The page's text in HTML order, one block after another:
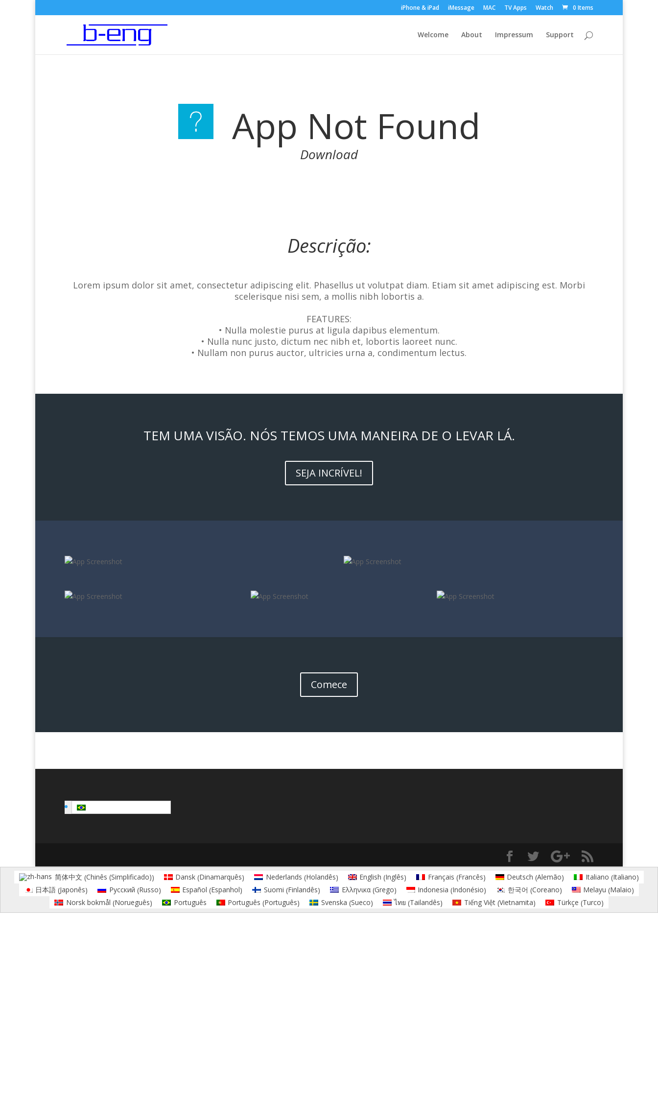
iPhone & iPad iMessage MAC TV Apps Watch 0 Items
Welcome About Impressum Support
App Not Found
Download
Descrição:
Lorem ipsum dolor sit amet, consectetur adipiscing elit. Phasellus ut volutpat diam. Etiam sit amet adipiscing est. Morbi
scelerisque nisi sem, a mollis nibh lobortis a.
FEATURES:
• Nulla molestie purus at ligula dapibus elementum.
• Nulla nunc justo, dictum nec nibh et, lobortis laoreet nunc.
• Nullam non purus auctor, ultricies urna a, condimentum lectus.
TEM UMA VISÃO. NÓS TEMOS UMA MANEIRA DE O LEVAR LÁ.
SEJA INCRÍVEL!
Comece
简体中文 (Chinês (Simplificado)) Dansk (Dinamarquês) Nederlands (Holandês) English (Inglês) Français (Francês) Deutsch (Alemão) Italiano (Italiano)
日本語 (Japonês) Русский (Russo) Español (Espanhol) Suomi (Finlandês) Ελληνικα(Grego) Indonesia (Indonésio) 한국어 (Coreano) Melayu (Malaio)
Norsk bokmål (Norueguês) Português Português (Português) Svenska (Sueco) ไทย (Tailandês) Tiếng Việt(Vietnamita) Türkçe (Turco)